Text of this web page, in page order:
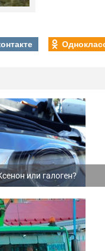
или галоген?